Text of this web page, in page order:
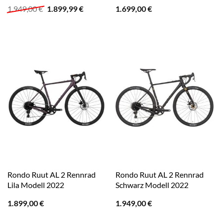
1.949,00€ Ursprünglicher
1.899,99€Aktueller
1.699,00€
Rondo Ruut AL 2 Rennrad
Lila Modell 2022
1.899,00€
Rondo Ruut AL 2 Rennrad
Schwarz Modell 2022
1.949,00€